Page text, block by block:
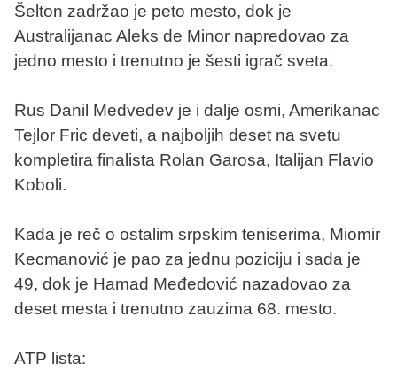
Šelton zadržao je peto mesto, dok je
Australijanac Aleks de Minor napredovao za
jedno mesto i trenutno je šesti igrač sveta.
Rus Danil Medvedev je i dalje osmi, Amerikanac
Tejlor Fric deveti, a najboljih deset na svetu
kompletira finalista Rolan Garosa, Italijan Flavio
Koboli.
Kada je reč o ostalim srpskim teniserima, Miomir
Kecmanović je pao za jednu poziciju i sada je
49, dok je Hamad Međedović nazadovao za
deset mesta i trenutno zauzima 68. mesto.
ATP lista: